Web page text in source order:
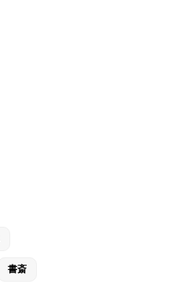
書斎